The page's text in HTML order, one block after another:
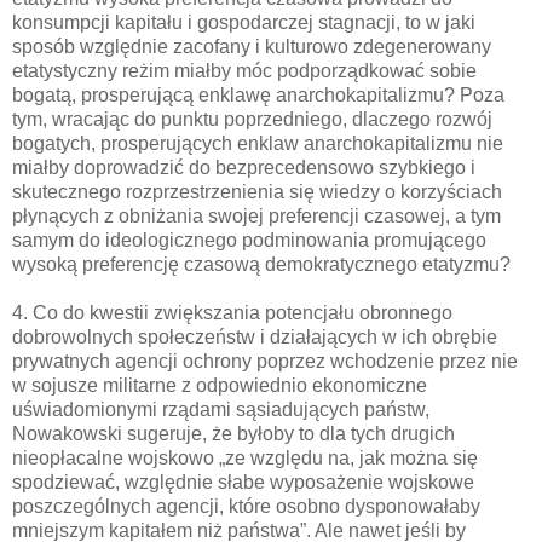
konsumpcji kapitału i gospodarczej stagnacji, to w jaki
sposób względnie zacofany i kulturowo zdegenerowany
etatystyczny reżim miałby móc podporządkować sobie
bogatą, prosperującą enklawę anarchokapitalizmu? Poza
tym, wracając do punktu poprzedniego, dlaczego rozwój
bogatych, prosperujących enklaw anarchokapitalizmu nie
miałby doprowadzić do bezprecedensowo szybkiego i
skutecznego rozprzestrzenienia się wiedzy o korzyściach
płynących z obniżania swojej preferencji czasowej, a tym
samym do ideologicznego podminowania promującego
wysoką preferencję czasową demokratycznego etatyzmu?
4. Co do kwestii zwiększania potencjału obronnego
dobrowolnych społeczeństw i działających w ich obrębie
prywatnych agencji ochrony poprzez wchodzenie przez nie
w sojusze militarne z odpowiednio ekonomiczne
uświadomionymi rządami sąsiadujących państw,
Nowakowski sugeruje, że byłoby to dla tych drugich
nieopłacalne wojskowo „ze względu na, jak można się
spodziewać, względnie słabe wyposażenie wojskowe
poszczególnych agencji, które osobno dysponowałaby
mniejszym kapitałem niż państwa”. Ale nawet jeśli by